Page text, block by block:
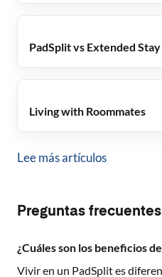
PadSplit vs Extended
Living with Roommates
Lee más artículos
Preguntas frecuentes
¿Cuáles son los beneficios
Vivir en un PadSplit es